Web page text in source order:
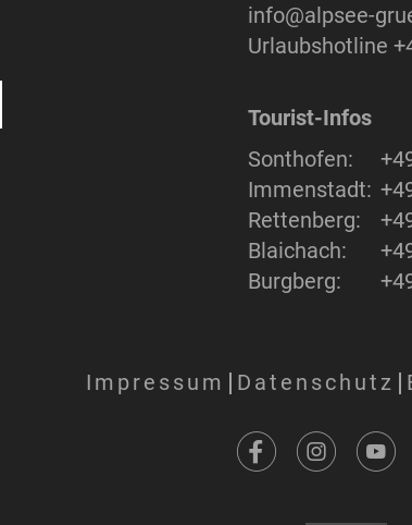
info@alpsee-
Urlaubshotline
Tourist-Infos
Sonthofen:
Immenstadt:
Rettenberg:
Blaichach:
Burgberg:
Impressum Datenschutz